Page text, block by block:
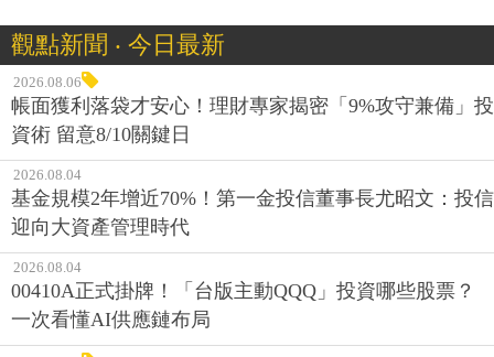
觀點新聞 ‧ 今日最新
2026.08.06
帳面獲利落袋才安心！理財專家揭密「9%攻守兼備」投
資術 留意8/10關鍵日
2026.08.04
基金規模2年增近70%！第一金投信董事長尤昭文：投信
迎向大資產管理時代
2026.08.04
00410A正式掛牌！「台版主動QQQ」投資哪些股票？
一次看懂AI供應鏈布局